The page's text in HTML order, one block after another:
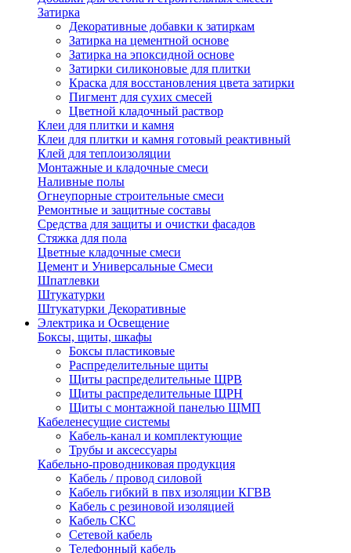
Затирка
Декоративные добавки к затиркам
Затирка на цементной основе
Затирка на эпоксидной основе
Затирки силиконовые для плитки
Краска для восстановления цвета затирки
Пигмент для сухих смесей
Цветной кладочный раствор
Клеи для плитки и камня
Клеи для плитки и камня готовый реактивный
Клей для теплоизоляции
Монтажные и кладочные смеси
Наливные полы
Огнеупорные строительные смеси
Ремонтные и защитные составы
Средства для защиты и очистки фасадов
Стяжка для пола
Цветные кладочные смеси
Цемент и Универсальные Смеси
Шпатлевки
Штукатурки
Штукатурки Декоративные
Электрика и Освещение
Боксы, щиты, шкафы
Боксы пластиковые
Распределительные щиты
Щиты распределительные ЩРВ
Щиты распределительные ЩРН
Щиты с монтажной панелью ЩМП
Кабеленесущие системы
Кабель-канал и комплектующие
Трубы и аксессуары
Кабельно-проводниковая продукция
Кабель / провод силовой
Кабель гибкий в пвх изоляции КГВВ
Кабель с резиновой изоляцией
Кабель СКС
Сетевой кабель
Телефонный кабель